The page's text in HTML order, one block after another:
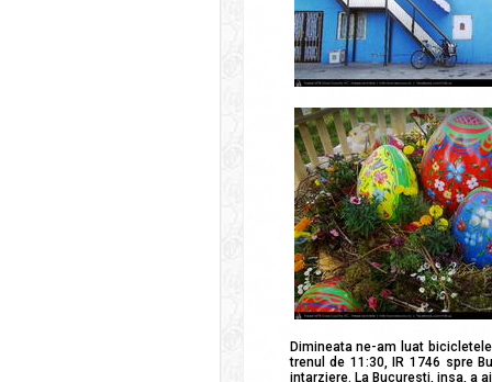
Dimineata ne-am luat
trenul de 11:30, IR 1746 spre
intarziere. La Bucuresti, insa, a